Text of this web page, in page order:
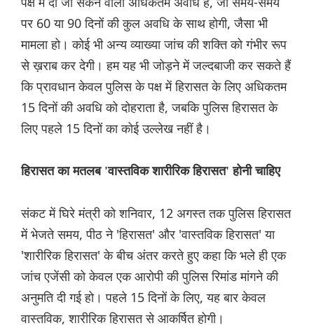
पर 60 या 90 दिनों की कुल अवधि के साथ होगी, जैसा भी
मामला हो। कोई भी अन्य व्याख्या जांच की शक्ति को गंभीर रूप
से ख़राब कर देगी। हम यह भी जोड़ने में जल्दबाजी कर सकते हैं
कि प्रावधान केवल पुलिस के पक्ष में हिरासत के लिए अधिकतम
15 दिनों की अवधि को दोहराता है, जबकि पुलिस हिरासत के
लिए पहले 15 दिनों का कोई उल्लेख नहीं है।
हिरासत का मतलब 'वास्तविक शारीरिक हिरासत' होनी चाहिए
संकट में घिरे मंत्री को शनिवार, 12 अगस्त तक पुलिस हिरासत
में भेजते समय, पीठ ने 'हिरासत' और 'वास्तविक हिरासत' या
'शारीरिक हिरासत' के बीच अंतर करते हुए कहा कि भले ही एक
जांच एजेंसी को केवल एक आरोपी की पुलिस रिमांड मांगने की
अनुमति दी गई हो। पहले 15 दिनों के लिए, यह बार केवल
वास्तविक, शारीरिक हिरासत से आकर्षित होगी।